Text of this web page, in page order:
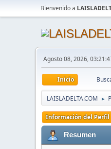
Bienvenido a
Agosto 08, 2026,
Inicio
LAISLADELTA.COM ►
Información del Perfil
Resumen